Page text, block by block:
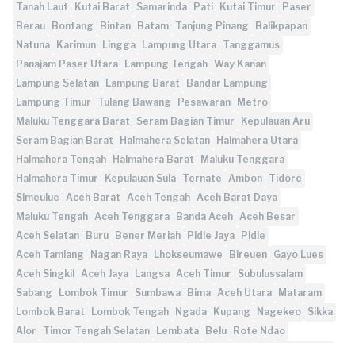
Tanah Laut
Kutai Barat Samarinda Pati Kutai Timur
Paser
Berau
Bontang Bintan Batam Tanjung Pinang
Balikpapan
Natuna
Karimun Lingga Lampung Utara Tanggamus
Panajam Paser Utara
Lampung Tengah Way Kanan
Lampung Selatan
Lampung Barat
Bandar Lampung
Lampung Timur
Tulang Bawang Pesawaran
Metro
Maluku Tenggara Barat
Seram Bagian Timur
Kepulauan Aru
Seram Bagian Barat
Halmahera Selatan
Halmahera Utara
Halmahera Tengah
Halmahera Barat
Maluku Tenggara
Halmahera Timur
Kepulauan Sula Ternate Ambon Tidore
Simeulue Aceh Barat Aceh Tengah Aceh Barat Daya
Maluku Tengah Aceh Tenggara Banda Aceh Aceh Besar
Aceh Selatan
Buru Bener Meriah Pidie Jaya
Pidie
Aceh Tamiang
Nagan Raya Lhokseumawe Bireuen Gayo Lues
Aceh Singkil
Aceh Jaya Langsa Aceh Timur
Subulussalam
Sabang
Lombok Timur Sumbawa Bima Aceh Utara
Mataram
Lombok Barat
Lombok Tengah Ngada Kupang Nagekeo Sikka
Alor
Timor Tengah Selatan Lembata Belu
Rote Ndao